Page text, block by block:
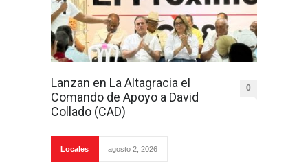
Lanzan en La Altagracia el
Comando de Apoyo a David
Collado (CAD)
0
Locales agosto 2, 2026